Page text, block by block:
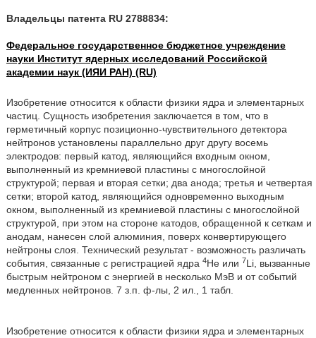
Владельцы патента RU 2788834:
Федеральное государственное бюджетное учреждение
науки Институт ядерных исследований Российской
академии наук (ИЯИ РАН) (RU)
Изобретение относится к области физики ядра и элементарных
частиц. Сущность изобретения заключается в том, что в
герметичный корпус позиционно-чувствительного детектора
нейтронов установлены параллельно друг другу восемь
электродов: первый катод, являющийся входным окном,
выполненный из кремниевой пластины с многослойной
структурой; первая и вторая сетки; два анода; третья и четвертая
сетки; второй катод, являющийся одновременно выходным
окном, выполненный из кремниевой пластины с многослойной
структурой, при этом на стороне катодов, обращенной к сеткам и
анодам, нанесен слой алюминия, поверх конвертирующего
нейтроны слоя. Технический результат - возможность различать
события, связанные с регистрацией ядра 4Не или 7Li, вызванные
быстрым нейтроном с энергией в несколько МэВ и от событий
медленных нейтронов. 7 з.п. ф-лы, 2 ил., 1 табл.
Изобретение относится к области физики ядра и элементарных